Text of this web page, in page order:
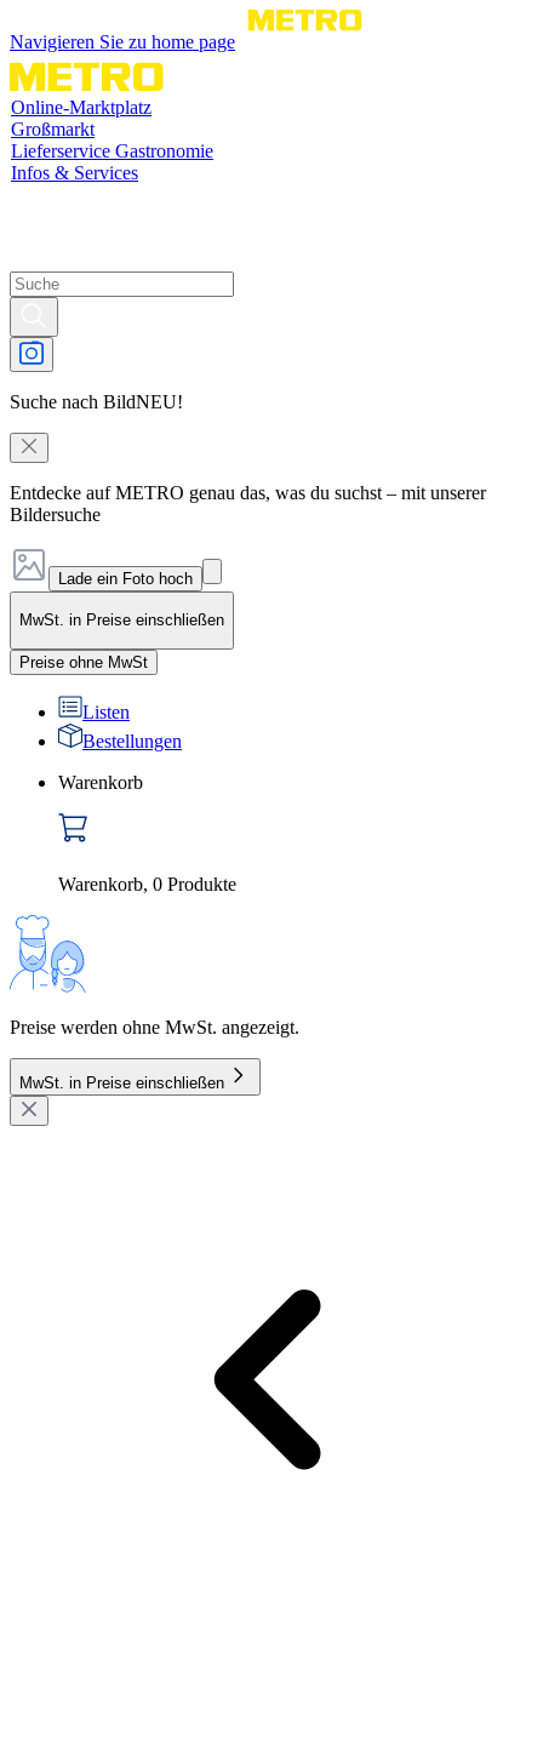
Navigieren Sie zu home page
Online-Marktplatz
Großmarkt
Lieferservice Gastronomie
Infos & Services
Suche nach BildNEU!
Entdecke auf METRO genau das, was du suchst – mit unserer
Bildersuche
Lade ein Foto hoch
MwSt. in Preise einschließen
Preise ohne MwSt
Listen
Bestellungen
Warenkorb
Warenkorb, 0 Produkte
Preise werden ohne MwSt. angezeigt.
MwSt. in Preise einschließen